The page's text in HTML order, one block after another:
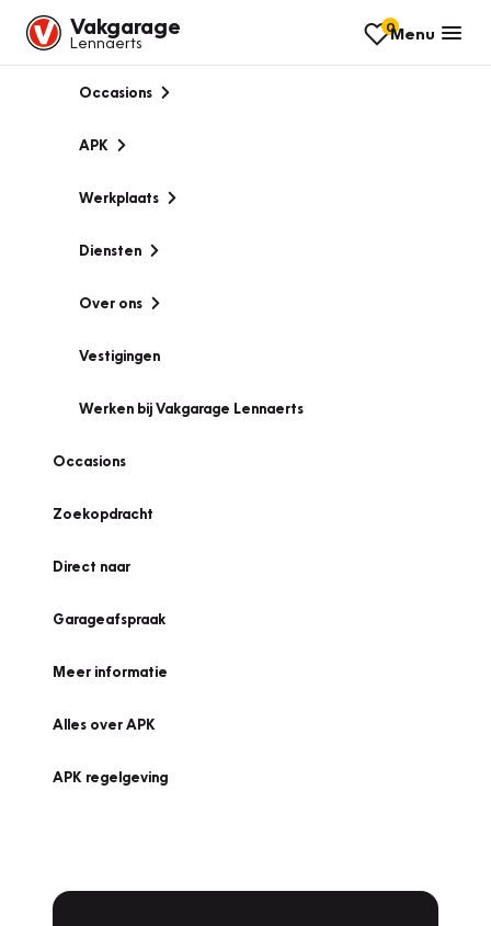
Vakgarage
Lennaerts
0Menu
Occasions
APK
Werkplaats
Diensten
Over ons
Vestigingen
Werken bij Vakgarage Lennaerts
Occasions
Zoekopdracht
Direct naar
Garageafspraak
Meer informatie
Alles over APK
APK regelgeving